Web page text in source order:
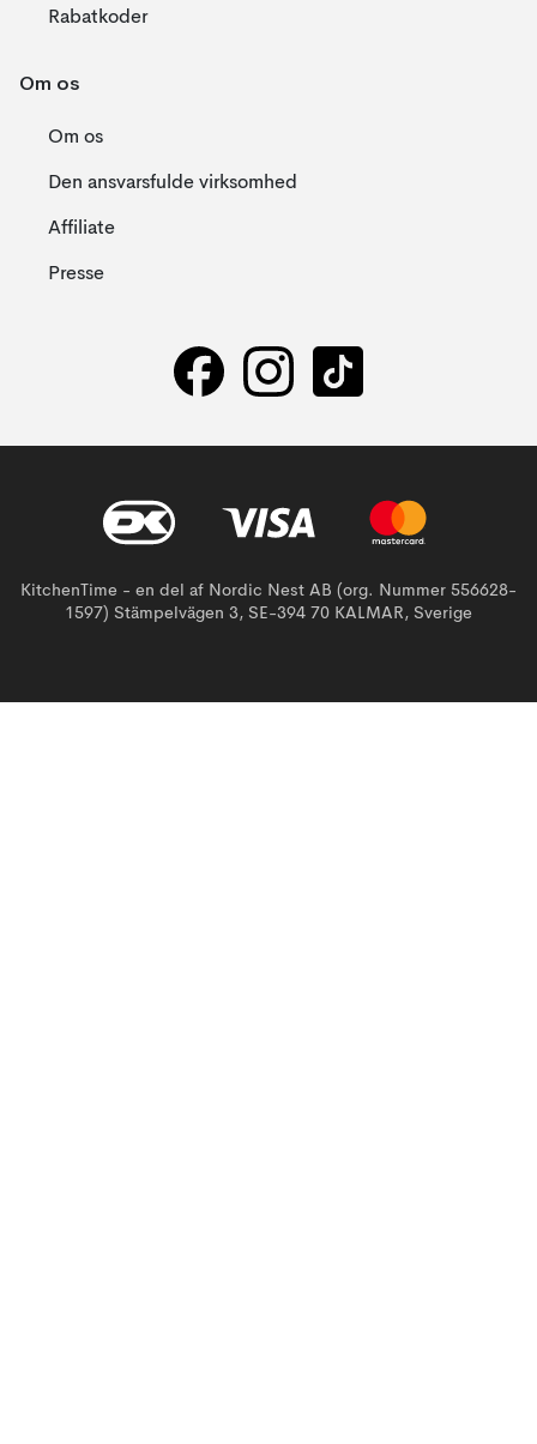
Rabatkoder
Om os
Om os
Den ansvarsfulde virksomhed
Affiliate
Presse
KitchenTime - en del af Nordic Nest AB (org. Nummer 556628-
1597) Stämpelvägen 3, SE-394 70 KALMAR, Sverige